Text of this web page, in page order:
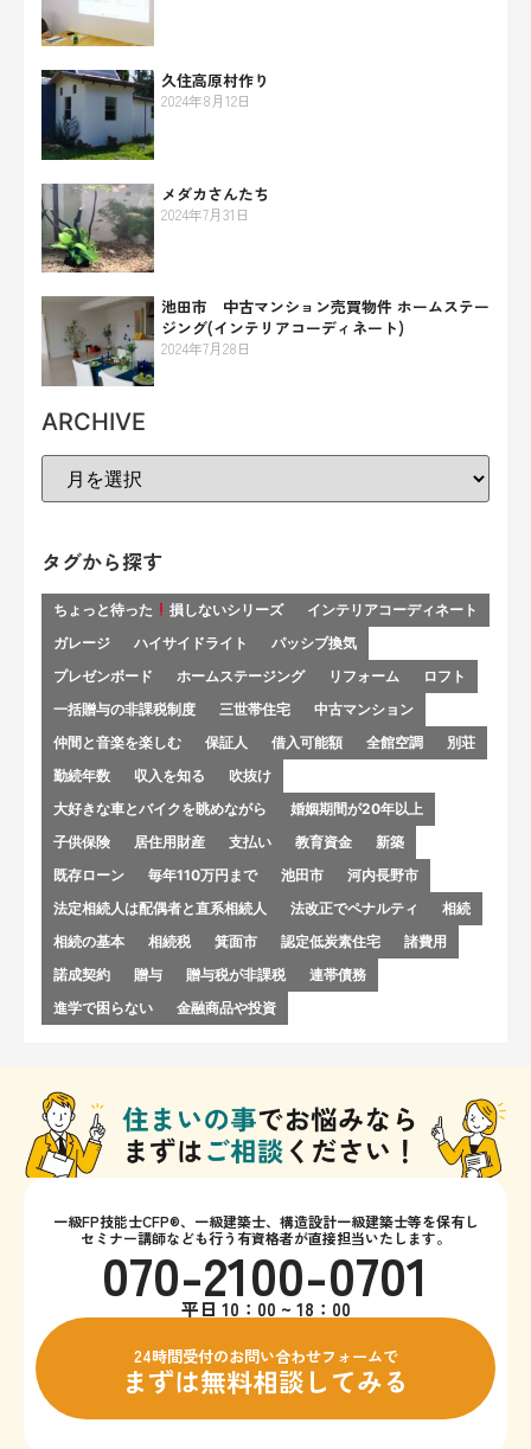
久住高原村作り
2024年8月12日
メダカさんたち
2024年7月31日
池田市 中古マンション売買物件 ホームステー
ジング(インテリアコーディネート)
2024年7月28日
ARCHIVE
タグから探す
ちょっと待った 損しないシリーズ
インテリアコーディネート
ガレージ
ハイサイドライト
パッシブ換気
プレゼンボード
ホームステージング リフォーム
ロフト
一括贈与の非課税制度
三世帯住宅
中古マンション
仲間と音楽を楽しむ
保証人 借入可能額 全館空調
別荘
勤続年数
収入を知る
吹抜け
大好きな車とバイクを眺めながら
婚姻期間が20年以上
子供保険
居住用財産 支払い 教育資金
新築
既存ローン
毎年110万円まで 池田市
河内長野市
法定相続人は配偶者と直系相続人
法改正でペナルティ
相続
相続の基本
相続税 箕面市 認定低炭素住宅
諸費用
諾成契約
贈与 贈与税が非課税
連帯債務
進学で困らない
金融商品や投資
一級FP技能士CFP®、一級建築士、構造設計一級建築士等を保有し
セミナー講師なども行う有資格者が直接担当いたします。
070-2100-0701
平日 10：00 ~ 18：00
24時間受付のお問い合わせフォームで
まずは無料相談してみる